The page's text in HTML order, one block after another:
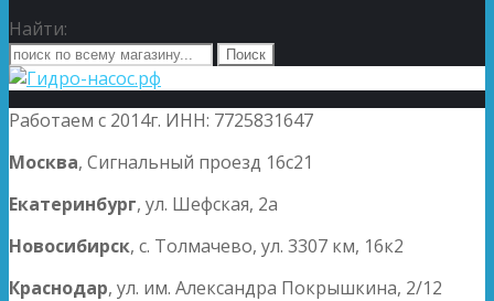
Найти:
Работаем с 2014г. ИНН: 7725831647
Москва, Сигнальный проезд 16с21
Екатеринбург, ул. Шефская, 2а
Новосибирск, с. Толмачево, ул. 3307 км, 16к2
Краснодар, ул. им. Александра Покрышкина, 2/12